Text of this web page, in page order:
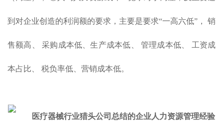
到对企业创造的利润额的要求，主要是要求“一高六低”， 销
售额高、 采购成本低、生产成本低、 管理成本低、 工资成
本占比、 税负率低、营销成本低。